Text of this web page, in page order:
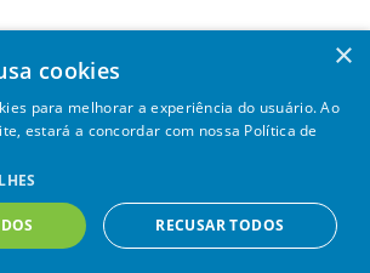
os direitos reservados |
×
cookies
para melhorar a experiência do usuário. Ao
estará a concordar com nossa Política de
RECUSAR TODOS